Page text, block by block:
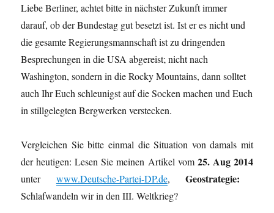
Liebe Berliner, achtet bitte in nächster Zukunft immer
darauf, ob der Bundestag gut besetzt ist. Ist er es nicht und
die gesamte Regierungsmannschaft ist zu dringenden
Besprechungen in die USA abgereist; nicht nach
Washington, sondern in die Rocky Mountains, dann solltet
auch Ihr Euch schleunigst auf die Socken machen und Euch
in stillgelegten Bergwerken verstecken.
Vergleichen Sie bitte einmal die Situation von damals mit
der heutigen: Lesen Sie meinen Artikel vom25. Aug 2014
unter www.Deutsche-Partei-DP.de,Geostrategie:
Schlafwandeln wir in den III. Weltkrieg?